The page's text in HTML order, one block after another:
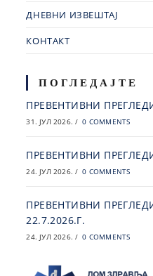
ДНЕВНИ ИЗВЕШТАЈ
КОНТАКТ
ПОГЛЕДАЈТЕ
ПРЕВЕНТИВНИ
31. ЈУЛ 2026. / 0 COMMENTS
ПРЕВЕНТИВНИ
24. ЈУЛ 2026. / 0 COMMENTS
ПРЕВЕНТИВНИ
22.7.2026.Г.
24. ЈУЛ 2026. / 0 COMMENTS